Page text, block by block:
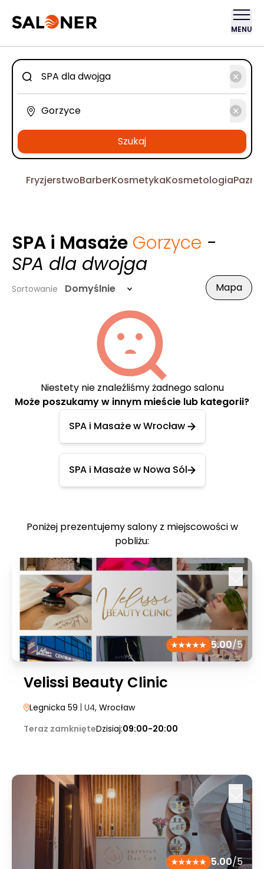
MENU
Szukaj
FryzjerstwoBarberKosmetykaKosmetologia
SPA i Masaże Gorzyce -
SPA dla dwojga
Sortowanie Domyślnie Mapa
Niestety nie znaleźliśmy żadnego salonu
Może poszukamy w innym mieście lub kategorii?
SPA i Masaże w Wrocław
SPA i Masaże w Nowa Sól
Poniżej prezentujemy salony z miejscowości w
pobliżu:
5.00/5
Velissi Beauty Clinic
Legnicka 59 | U4, Wrocław
Teraz zamknięteDzisiaj:09:00-20:00
5.00/5